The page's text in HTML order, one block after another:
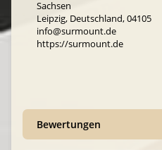
Sachsen
Leipzig, Deutschland, 04105
info@surmount.de
https://surmount.de
Bewertungen